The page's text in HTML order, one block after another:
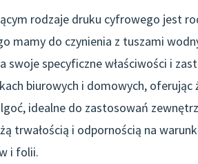
rodzaje druku cyfrowego jest
mamy do czynienia z tuszami
specyficzne właściwości i
biurowych i domowych, oferując
idealne do zastosowań
trwałością i odpornością na
i folii.